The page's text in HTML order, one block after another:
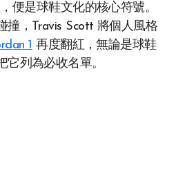
撞，Travis Scott 將個人風格
1 再度翻紅，無論是球鞋
列為必收名單。